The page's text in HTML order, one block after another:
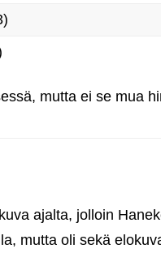
mutta ei se mua
ajalta, jolloin
mutta oli sekä